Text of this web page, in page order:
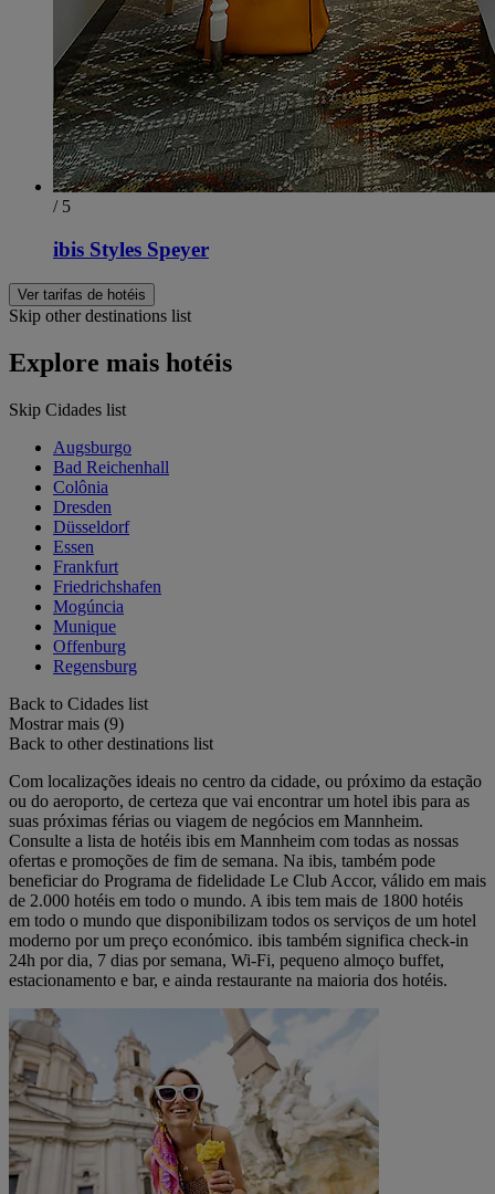
/ 5
ibis Styles Speyer
Ver tarifas de hotéis
Skip other destinations list
Explore mais hotéis
Skip Cidades list
Augsburgo
Bad Reichenhall
Colônia
Dresden
Düsseldorf
Essen
Frankfurt
Friedrichshafen
Mogúncia
Munique
Offenburg
Regensburg
Back to Cidades list
Mostrar mais (9)
Back to other destinations list
Com localizações ideais no centro da cidade, ou próximo da estação
ou do aeroporto, de certeza que vai encontrar um hotel ibis para as
suas próximas férias ou viagem de negócios em Mannheim.
Consulte a lista de hotéis ibis em Mannheim com todas as nossas
ofertas e promoções de fim de semana. Na ibis, também pode
beneficiar do Programa de fidelidade Le Club Accor, válido em mais
de 2.000 hotéis em todo o mundo. A ibis tem mais de 1800 hotéis
em todo o mundo que disponibilizam todos os serviços de um hotel
moderno por um preço económico. ibis também significa check-in
24h por dia, 7 dias por semana, Wi-Fi, pequeno almoço buffet,
estacionamento e bar, e ainda restaurante na maioria dos hotéis.